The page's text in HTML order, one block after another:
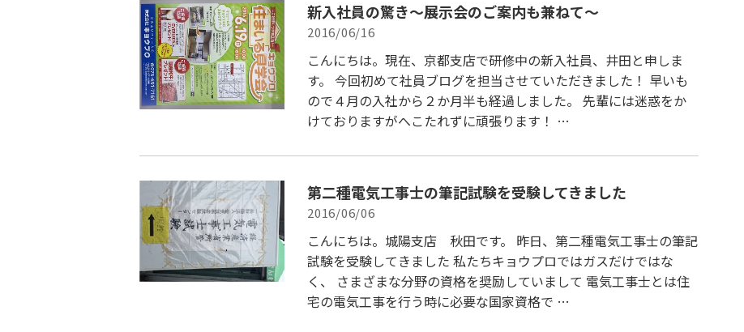
新入社員の驚き～展示会のご案内も兼ねて～
2016/06/16
こんにちは。現在、京都支店で研修中の新入社員、井田と申しま
す。 今回初めて社員ブログを担当させていただきました！ 早いも
ので４月の入社から２か月半も経過しました。 先輩には迷惑をか
けておりますがへこたれずに頑張ります！ …
第二種電気工事士の筆記試験を受験してきました
2016/06/06
こんにちは。城陽支店 秋田です。 昨日、第二種電気工事士の筆記
試験を受験してきました 私たちキョウプロではガスだけではな
く、 さまざまな分野の資格を奨励していまして 電気工事士とは住
宅の電気工事を行う時に必要な国家資格で …